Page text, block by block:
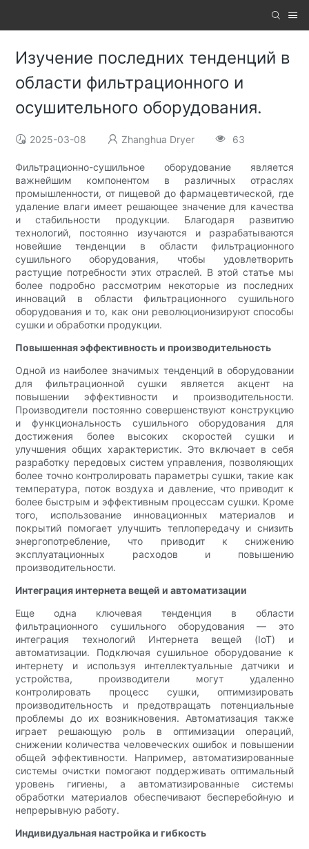
Изучение последних тенденций в
области фильтрационного и
осушительного оборудования.
2025-03-08 Zhanghua Dryer 63
Фильтрационно-сушильное оборудование является
важнейшим компонентом в различных отраслях
промышленности, от пищевой до фармацевтической, где
удаление влаги имеет решающее значение для качества
и стабильности продукции. Благодаря развитию
технологий, постоянно изучаются и разрабатываются
новейшие тенденции в области фильтрационного
сушильного оборудования, чтобы удовлетворить
растущие потребности этих отраслей. В этой статье мы
более подробно рассмотрим некоторые из последних
инноваций в области фильтрационного сушильного
оборудования и то, как они революционизируют способы
сушки и обработки продукции.
Повышенная эффективность и производительность
Одной из наиболее значимых тенденций в оборудовании
для фильтрационной сушки является акцент на
повышении эффективности и производительности.
Производители постоянно совершенствуют конструкцию
и функциональность сушильного оборудования для
достижения более высоких скоростей сушки и
улучшения общих характеристик. Это включает в себя
разработку передовых систем управления, позволяющих
более точно контролировать параметры сушки, такие как
температура, поток воздуха и давление, что приводит к
более быстрым и эффективным процессам сушки. Кроме
того, использование инновационных материалов и
покрытий помогает улучшить теплопередачу и снизить
энергопотребление, что приводит к снижению
эксплуатационных расходов и повышению
производительности.
Интеграция интернета вещей и автоматизации
Еще одна ключевая тенденция в области
фильтрационного сушильного оборудования — это
интеграция технологий Интернета вещей (IoT) и
автоматизации. Подключая сушильное оборудование к
интернету и используя интеллектуальные датчики и
устройства, производители могут удаленно
контролировать процесс сушки, оптимизировать
производительность и предотвращать потенциальные
проблемы до их возникновения. Автоматизация также
играет решающую роль в оптимизации операций,
снижении количества человеческих ошибок и повышении
общей эффективности. Например, автоматизированные
системы очистки помогают поддерживать оптимальный
уровень гигиены, а автоматизированные системы
обработки материалов обеспечивают бесперебойную и
непрерывную работу.
Индивидуальная настройка и гибкость